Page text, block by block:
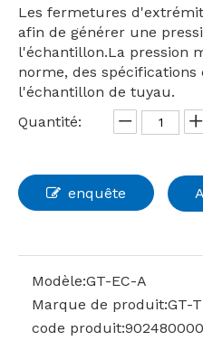
Les fermetures
afin de générer une
l'échantillon.La pression
norme, des
l'échantillon de tuyau.
Quantité:
enquête
Modèle:GT-EC-A
Marque de produit:GT-
code produit: